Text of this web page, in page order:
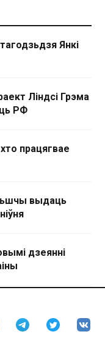
Янкі
Ліндсі Грэма
РФ
працягвае
выдаць
дзеянні
навошта ў
мэты для Украіны